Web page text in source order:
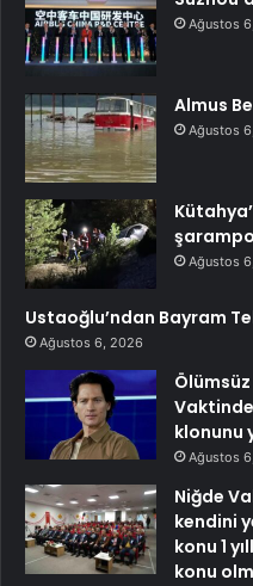
Ağustos
Almus
Ağustos
Ağustos
Ustaoğlu’ndan Bayram
Ağustos 6, 2026
klonunu
Ağustos
Niğde
kendini
konu 1
konu